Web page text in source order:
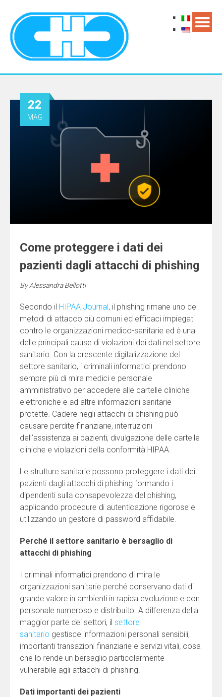
Come proteggere i dati dei
pazienti dagli attacchi di phishing
22
MAG
ByAlessandra Bellotti
Secondo il HIPAA Journal, il phishing rimane uno dei
metodi di attacco più comuni ed efficaci impiegati
contro le organizzazioni medico-sanitarie ed è una
delle principali cause di violazioni dei dati nel settore
sanitario. Con la crescente digitalizzazione del
settore sanitario, i criminali informatici prendono
sempre più di mira medici e personale
amministrativo per accedere alle cartelle cliniche
elettroniche e ad altre informazioni sanitarie
protette. Cadere negli attacchi di phishing può
causare perdite finanziarie, interruzioni
dell’assistenza ai pazienti, divulgazione delle cartelle
cliniche e violazioni della conformità HIPAA.
Le strutture sanitarie possono proteggere i dati dei
pazienti dagli attacchi di phishing formando i
dipendenti sulla consapevolezza del phishing,
applicando procedure di autenticazione rigorose e
utilizzando un gestore di password affidabile.
Perché il settore sanitario è bersaglio di
attacchi di phishing
I criminali informatici prendono di mira le
organizzazioni sanitarie perché conservano dati di
grande valore in ambienti in rapida evoluzione e con
personale numeroso e distribuito. A differenza della
maggior parte dei settori, il settore
sanitario gestisce informazioni personali sensibili,
importanti transazioni finanziarie e servizi vitali, cosa
che lo rende un bersaglio particolarmente
vulnerabile agli attacchi di phishing.
Dati importanti dei pazienti